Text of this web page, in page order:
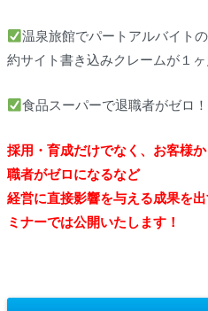
温泉旅館でパートアルバイト
約サイト書き込みクレームが１
食品スーパーで退職者がゼロ！
採用・育成だけでなく、お客様
職者がゼロになるなど
経営に直接影響を与える成果を
ミナーでは公開いたします！